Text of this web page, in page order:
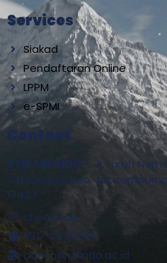
Services
Siakad
Pendaftaran Online
LPPM
e-SPMI
Contact
STIE ARLINDO – Jl. Lurah
Jatirangga, Kec.
17433
stiearlindo
0817 04 50001
admin@arlindo.ac.id